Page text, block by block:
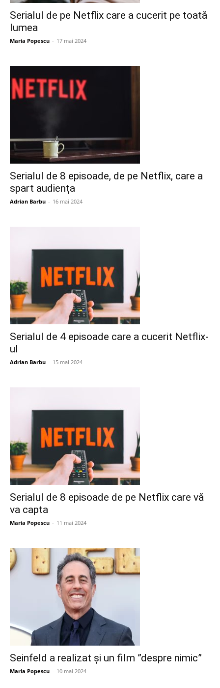
Serialul de pe Netflix care a cucerit pe toată
lumea
Maria Popescu - 17 mai 2024
Serialul de 8 episoade, de pe Netflix, care a
spart audiența
Adrian Barbu - 16 mai 2024
Serialul de 4 episoade care a cucerit Netflix-
ul
Adrian Barbu - 15 mai 2024
Serialul de 8 episoade de pe Netflix care vă
va capta
Maria Popescu - 11 mai 2024
Seinfeld a realizat și un film ”despre nimic”
Maria Popescu - 10 mai 2024